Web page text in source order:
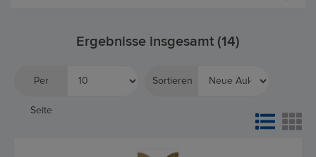
Ergebnisse insgesamt (14)
Per
Seite
Sortieren